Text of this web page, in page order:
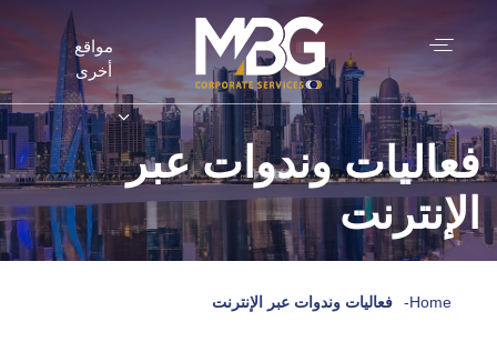
مواقع
أخرى
فعاليات وندوات عبر
الإنترنت
Home
- فعاليات وندوات عبر الإنترنت